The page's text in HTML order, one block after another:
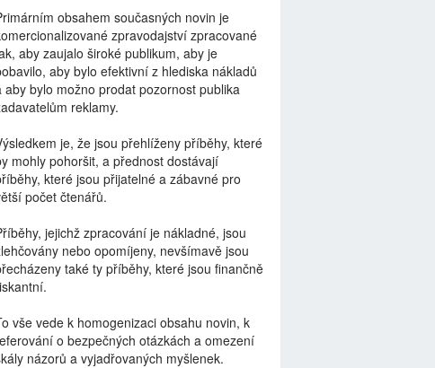
obsahem současných novin je
zpravodajství zpracované
aby zaujalo široké publikum, aby je
aby bylo efektivní z hlediska nákladů
aby bylo možno prodat pozornost publika
reklamy.
je, že jsou přehlíženy příběhy, které
mohly pohoršit, a přednost dostávají
které jsou přijatelné a zábavné pro
počet čtenářů.
jejichž zpracování je nákladné, jsou
nebo opomíjeny, nevšímavě jsou
také ty příběhy, které jsou finančně
vše vede k homogenizaci obsahu novin, k
o bezpečných otázkách a omezení
názorů a vyjadřovaných myšlenek.